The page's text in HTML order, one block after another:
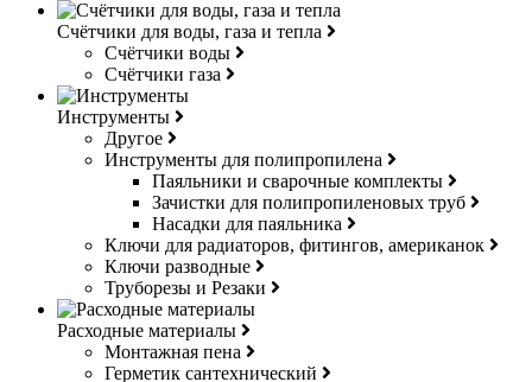
Счётчики для воды, газа и тепла
Счётчики воды
Счётчики газа
Инструменты
Другое
Инструменты для полипропилена
Паяльники и сварочные комплекты
Зачистки для полипропиленовых труб
Насадки для паяльника
Ключи для радиаторов, фитингов, американок
Ключи разводные
Труборезы и Резаки
Расходные материалы
Монтажная пена
Герметик сантехнический